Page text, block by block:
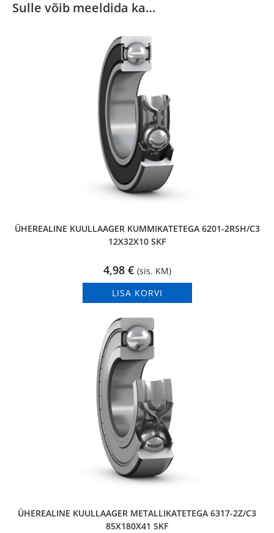
Sulle võib meeldida ka…
ÜHEREALINE KUULLAAGER KUMMIKATETEGA 6201-2RSH/C3
12X32X10 SKF
4,98 € (sis. KM)
LISA KORVI
ÜHEREALINE KUULLAAGER METALLIKATETEGA 6317-2Z/C3
85X180X41 SKF